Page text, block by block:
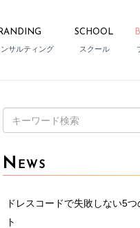
サルティング
SCHOOL
スクール
索:
N EWS
ドレスコードで失敗しない5
ト